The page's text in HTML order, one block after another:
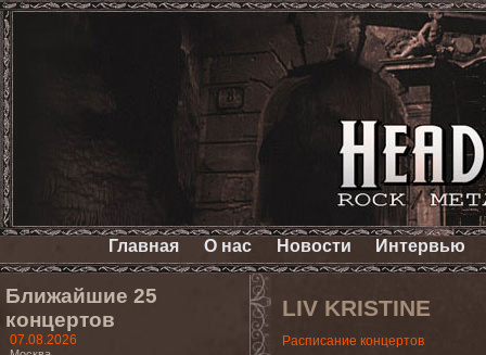
Главная О нас Новости Интервью
Ближайшие 25
концертов
07.08.2026
LIV KRISTINE
Расписание концертов